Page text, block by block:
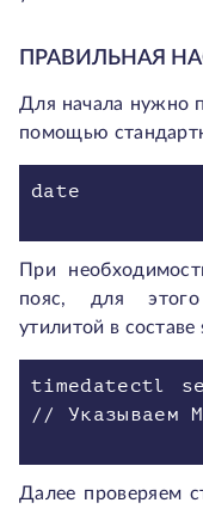
ПРАВИЛЬНАЯ
Для начала нужно
помощью
При
пояс, для этого
утилитой в составе
timedatectl
Далее проверяем